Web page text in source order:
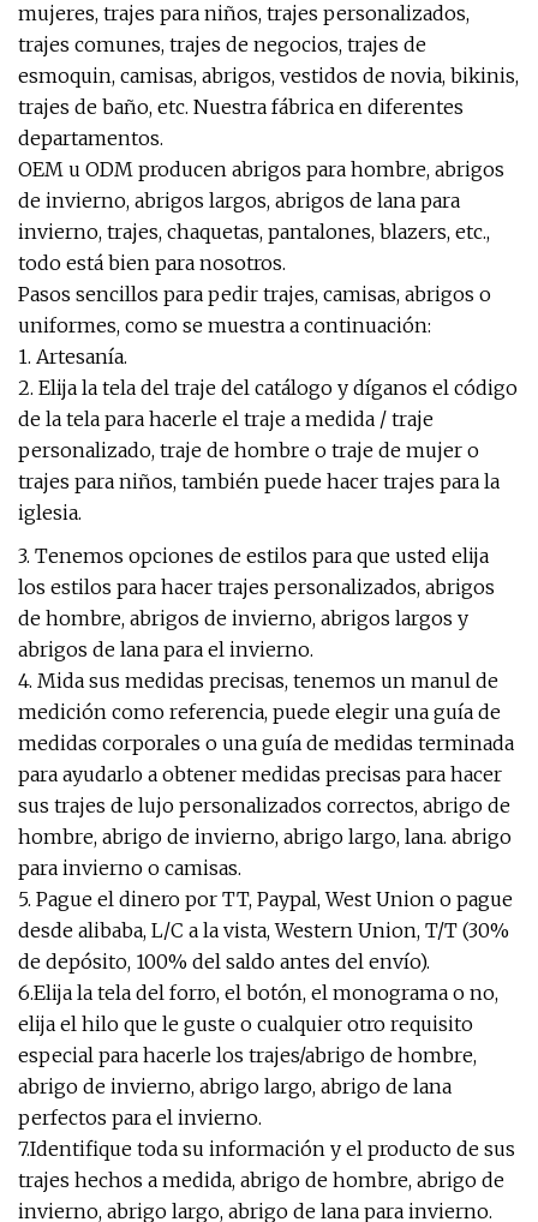
mujeres, trajes para niños, trajes personalizados,
trajes comunes, trajes de negocios, trajes de
esmoquin, camisas, abrigos, vestidos de novia, bikinis,
trajes de baño, etc. Nuestra fábrica en diferentes
departamentos.
OEM u ODM producen abrigos para hombre, abrigos
de invierno, abrigos largos, abrigos de lana para
invierno, trajes, chaquetas, pantalones, blazers, etc.,
todo está bien para nosotros.
Pasos sencillos para pedir trajes, camisas, abrigos o
uniformes, como se muestra a continuación:
1. Artesanía.
2. Elija la tela del traje del catálogo y díganos el código
de la tela para hacerle el traje a medida / traje
personalizado, traje de hombre o traje de mujer o
trajes para niños, también puede hacer trajes para la
iglesia.
3. Tenemos opciones de estilos para que usted elija
los estilos para hacer trajes personalizados, abrigos
de hombre, abrigos de invierno, abrigos largos y
abrigos de lana para el invierno.
4. Mida sus medidas precisas, tenemos un manul de
medición como referencia, puede elegir una guía de
medidas corporales o una guía de medidas terminada
para ayudarlo a obtener medidas precisas para hacer
sus trajes de lujo personalizados correctos, abrigo de
hombre, abrigo de invierno, abrigo largo, lana. abrigo
para invierno o camisas.
5. Pague el dinero por TT, Paypal, West Union o pague
desde alibaba, L/C a la vista, Western Union, T/T (30%
de depósito, 100% del saldo antes del envío).
6.Elija la tela del forro, el botón, el monograma o no,
elija el hilo que le guste o cualquier otro requisito
especial para hacerle los trajes/abrigo de hombre,
abrigo de invierno, abrigo largo, abrigo de lana
perfectos para el invierno.
7.Identifique toda su información y el producto de sus
trajes hechos a medida, abrigo de hombre, abrigo de
invierno, abrigo largo, abrigo de lana para invierno.